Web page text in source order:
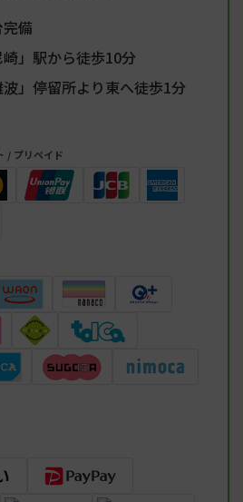
備
」駅から徒歩10分
」停留所より東へ徒歩1分
/ プリペイド